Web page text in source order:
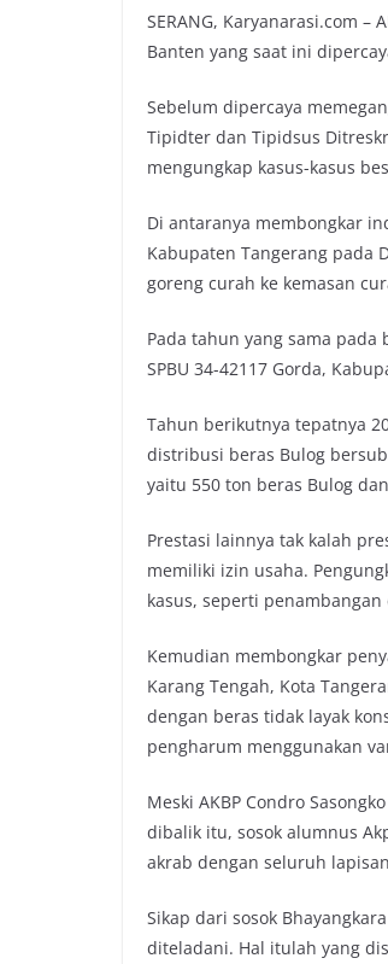
SERANG, Karyanarasi.com
Banten yang saat ini
Sebelum dipercaya
Tipidter dan Tipidsus
mengungkap kasus-kasus
Di antaranya membongkar
Kabupaten Tangerang pada
goreng curah ke kemasan
Pada tahun yang sama
SPBU 34-42117 Gorda,
Tahun berikutnya tepatnya
distribusi beras Bulog
yaitu 550 ton beras Bulog
Prestasi lainnya tak kalah
memiliki izin usaha.
kasus, seperti
Kemudian membongkar
Karang Tengah, Kota
dengan beras tidak layak
pengharum menggunakan
Meski AKBP Condro
dibalik itu, sosok alumnus
akrab dengan seluruh
Sikap dari sosok
diteladani. Hal itulah yang